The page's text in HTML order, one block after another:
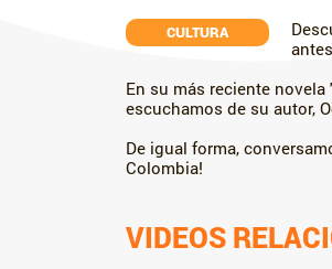
CULTURA
En su más reciente
escuchamos de su autor,
De igual forma,
Colombia!
VIDEOS